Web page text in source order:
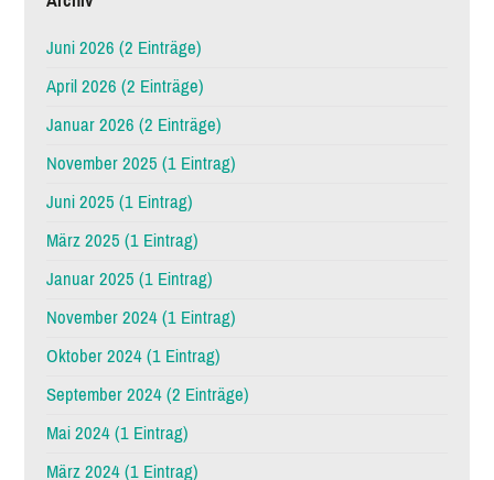
Juni 2026 (2 Einträge)
April 2026 (2 Einträge)
Januar 2026 (2 Einträge)
November 2025 (1 Eintrag)
Juni 2025 (1 Eintrag)
März 2025 (1 Eintrag)
Januar 2025 (1 Eintrag)
November 2024 (1 Eintrag)
Oktober 2024 (1 Eintrag)
September 2024 (2 Einträge)
Mai 2024 (1 Eintrag)
März 2024 (1 Eintrag)